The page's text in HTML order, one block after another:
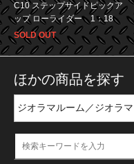
C10 ステップサイドピックア
ップ ローライダー 1：18
SOLD OUT
ほかの商品を探す